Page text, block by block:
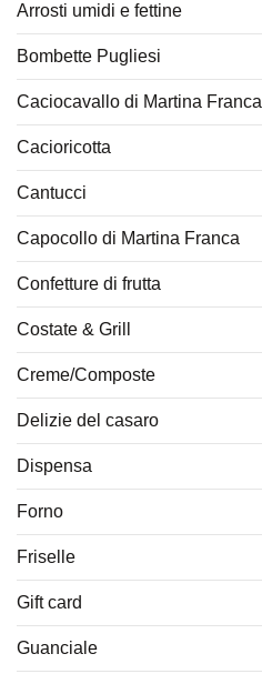
Arrosti umidi e fettine
Bombette Pugliesi
Caciocavallo di Martina Franca
Cacioricotta
Cantucci
Capocollo di Martina Franca
Confetture di frutta
Costate & Grill
Creme/Composte
Delizie del casaro
Dispensa
Forno
Friselle
Gift card
Guanciale